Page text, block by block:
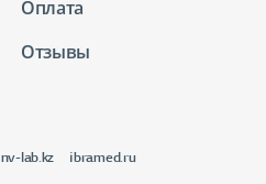
Оплата
Отзывы
nv-lab.kz ibramed.ru